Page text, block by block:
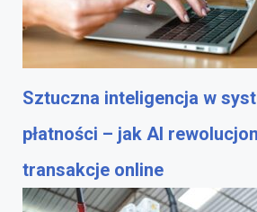
Sztuczna inteligencja w
płatności – jak AI
transakcje online